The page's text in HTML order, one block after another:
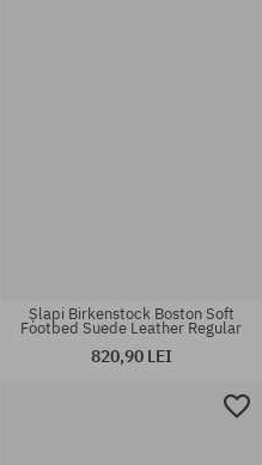
Șlapi Birkenstock Boston Soft
Footbed Suede Leather Regular
820,90 LEI